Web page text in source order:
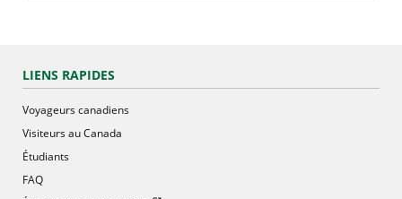
LIENS RAPIDES
Voyageurs canadiens
Visiteurs au Canada
Étudiants
FAQ